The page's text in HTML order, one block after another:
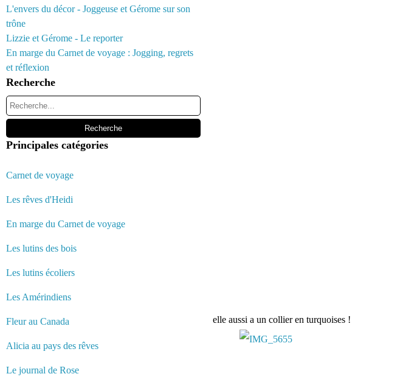
L'envers du décor - Joggeuse et Gérome sur son
trône
Lizzie et Gérome - Le reporter
En marge du Carnet de voyage : Jogging, regrets
et réflexion
Recherche
Principales catégories
Carnet de voyage
Les rêves d'Heidi
En marge du Carnet de voyage
Les lutins des bois
Les lutins écoliers
Les Amérindiens
Fleur au Canada
Alicia au pays des rêves
Le journal de Rose
elle aussi a un collier en turquoises !